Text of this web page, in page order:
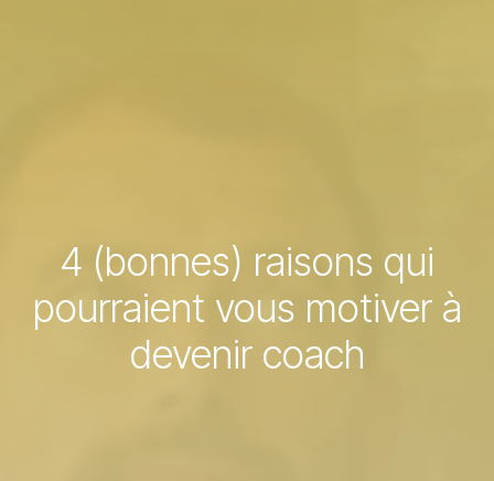
4 (bonnes) raisons qui
pourraient vous motiver à
devenir coach